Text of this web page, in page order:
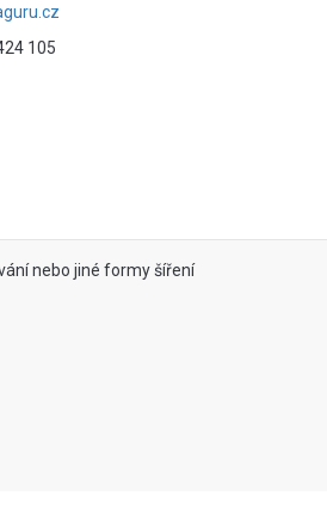
105
nebo jiné formy šíření